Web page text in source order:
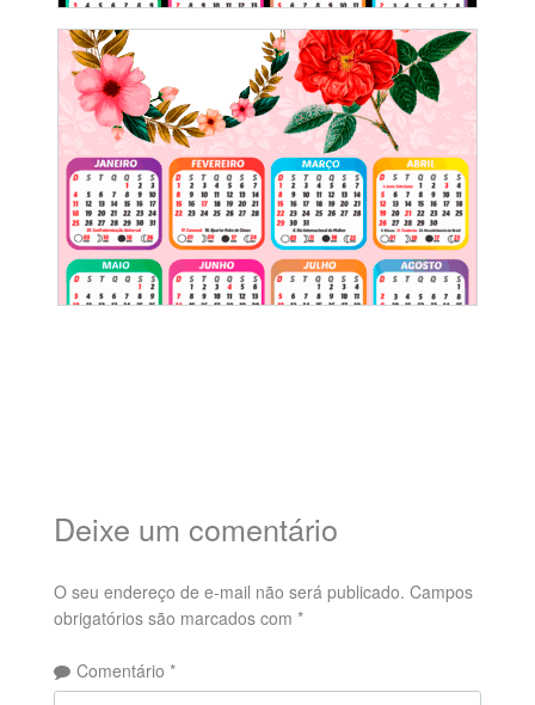
Deixe um comentário
O seu endereço de e-mail não será publicado. Campos
obrigatórios são marcados com *
Comentário *